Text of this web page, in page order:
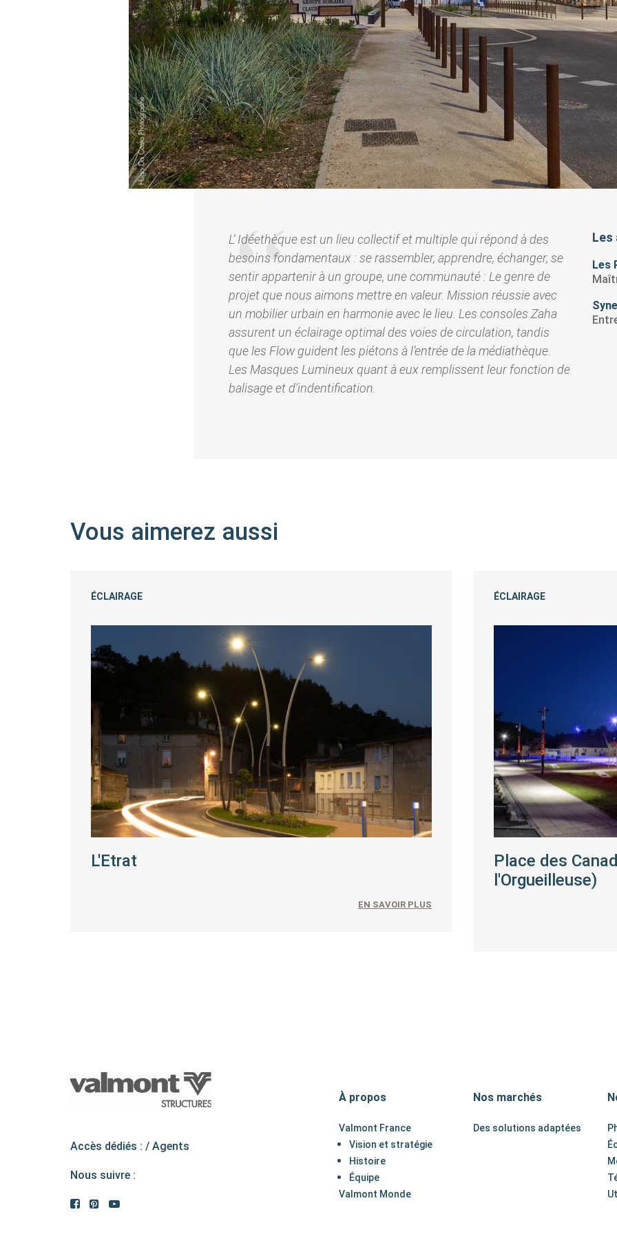
L’ Idéethèque est un lieu collectif et multiple qui répond à des
besoins fondamentaux : se rassembler, apprendre, échanger, se
sentir appartenir à un groupe, une communauté : Le genre de
projet que nous aimons mettre en valeur. Mission réussie avec
un mobilier urbain en harmonie avec le lieu. Les consoles Zaha
assurent un éclairage optimal des voies de circulation, tandis
que les Flow guident les piétons à l’entrée de la médiathèque.
Les Masques Lumineux quant à eux remplissent leur fonction de
balisage et d’indentification.
Les
Les
Vous aimerez aussi
ÉCLAIRAGE
L'Etrat
EN SAVOIR PLUS
ÉCLAIRAGE
Place des
l'Orgueilleuse)
Accès dédiés : / Agents
Nous suivre :
À propos
Valmont France
Vision et stratégie
Histoire
Équipe
Valmont Monde
Nos marchés
Des solutions adaptées